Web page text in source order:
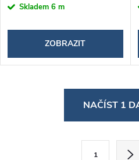
Skladem 6 m
ZOBRAZIT
NAČÍST 1
1